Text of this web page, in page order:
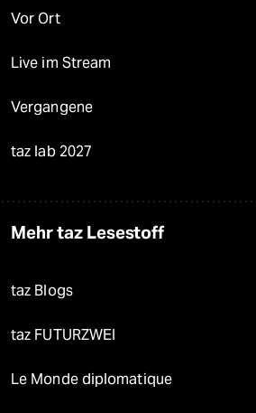
Vor Ort
Live im Stream
Vergangene
taz lab 2027
Mehr taz Lesestoff
taz Blogs
taz FUTURZWEI
Le Monde diplomatique